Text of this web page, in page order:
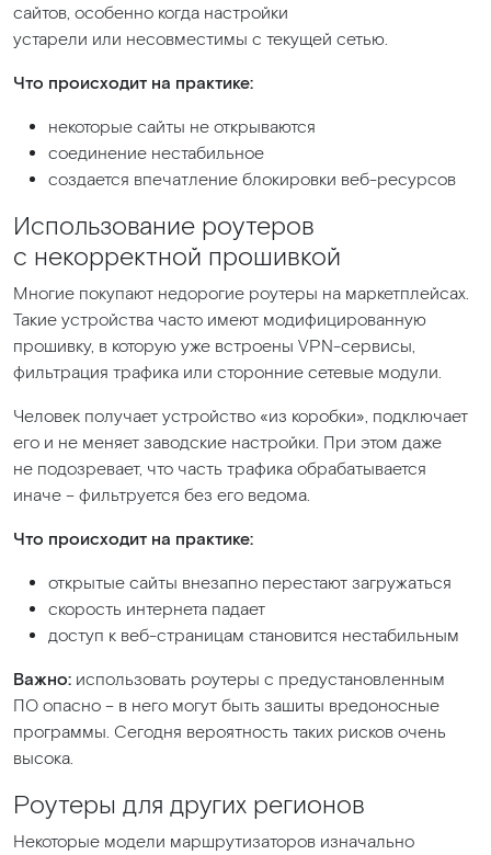
сайтов, особенно когда настройки
устарели или несовместимы с текущей сетью.
Что происходит на практике:
некоторые сайты не открываются
соединение нестабильное
создается впечатление блокировки веб-ресурсов
Использование роутеров
с некорректной прошивкой
Многие покупают недорогие роутеры на маркетплейсах.
Такие устройства часто имеют модифицированную
прошивку, в которую уже встроены VPN-сервисы,
фильтрация трафика или сторонние сетевые модули.
Человек получает устройство «из коробки», подключает
его и не меняет заводские настройки. При этом даже
не подозревает, что часть трафика обрабатывается
иначе – фильтруется без его ведома.
Что происходит на практике:
открытые сайты внезапно перестают загружаться
скорость интернета падает
доступ к веб-страницам становится нестабильным
Важно: использовать роутеры с предустановленным
ПО опасно – в него могут быть зашиты вредоносные
программы. Сегодня вероятность таких рисков очень
высока.
Роутеры для других регионов
Некоторые модели маршрутизаторов изначально